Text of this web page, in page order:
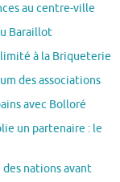
au centre-ville
Baraillot
à la Briqueterie
des associations
avec Bolloré
un partenaire : le
nations avant